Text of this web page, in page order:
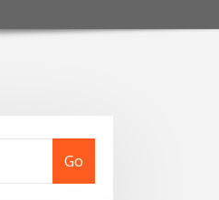
Go